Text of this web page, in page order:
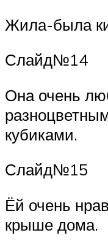
Жила-была
Слайд№14
Она очень
кубиками.
Слайд№15
Ёй очень
крыше дома.